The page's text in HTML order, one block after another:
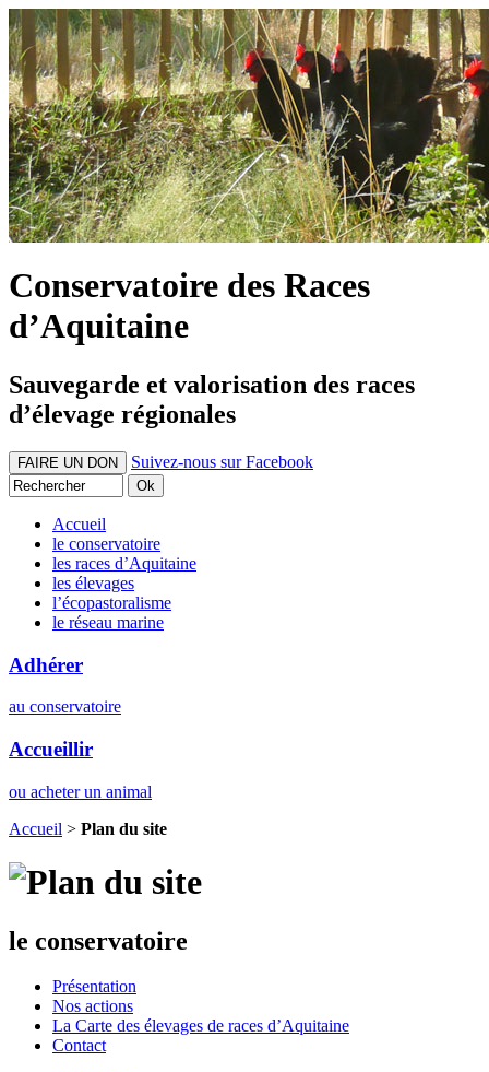
Conservatoire des Races
d’Aquitaine
Sauvegarde et valorisation des races
d’élevage régionales
FAIRE UN DON Suivez-nous sur Facebook
Accueil
le conservatoire
les races d’Aquitaine
les élevages
l’écopastoralisme
le réseau marine
Adhérer
au conservatoire
Accueillir
ou acheter un animal
Accueil > Plan du site
le conservatoire
Présentation
Nos actions
La Carte des élevages de races d’Aquitaine
Contact